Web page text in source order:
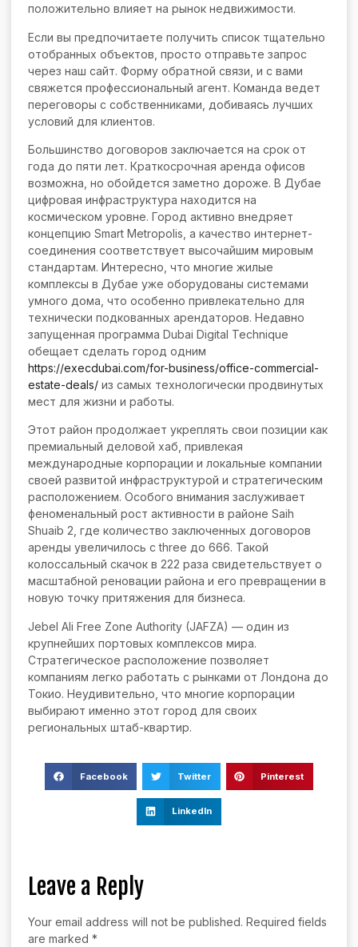
положительно влияет на рынок недвижимости.
Если вы предпочитаете получить список тщательно
отобранных объектов, просто отправьте запрос
через наш сайт. Форму обратной связи, и с вами
свяжется профессиональный агент. Команда ведет
переговоры с собственниками, добиваясь лучших
условий для клиентов.
Большинство договоров заключается на срок от
года до пяти лет. Краткосрочная аренда офисов
возможна, но обойдется заметно дороже. В Дубае
цифровая инфраструктура находится на
космическом уровне. Город активно внедряет
концепцию Smart Metropolis, а качество интернет-
соединения соответствует высочайшим мировым
стандартам. Интересно, что многие жилые
комплексы в Дубае уже оборудованы системами
умного дома, что особенно привлекательно для
технически подкованных арендаторов. Недавно
запущенная программа Dubai Digital Technique
обещает сделать город одним
https://execdubai.com/for-business/office-commercial-
estate-deals/ из самых технологически продвинутых
мест для жизни и работы.
Этот район продолжает укреплять свои позиции как
премиальный деловой хаб, привлекая
международные корпорации и локальные компании
своей развитой инфраструктурой и стратегическим
расположением. Особого внимания заслуживает
феноменальный рост активности в районе Saih
Shuaib 2, где количество заключенных договоров
аренды увеличилось с three до 666. Такой
колоссальный скачок в 222 раза свидетельствует о
масштабной реновации района и его превращении в
новую точку притяжения для бизнеса.
Jebel Ali Free Zone Authority (JAFZA) — один из
крупнейших портовых комплексов мира.
Стратегическое расположение позволяет
компаниям легко работать с рынками от Лондона до
Токио. Неудивительно, что многие корпорации
выбирают именно этот город для своих
региональных штаб-квартир.
Facebook Twitter Pinterest
LinkedIn
Leave a Reply
Your email address will not be published. Required fields
are marked *